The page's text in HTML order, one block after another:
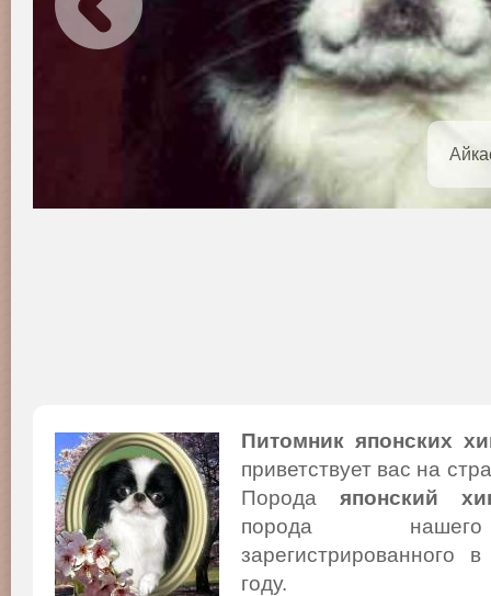
Питомник японских
приветствует вас на
Порода японский
порода
году.